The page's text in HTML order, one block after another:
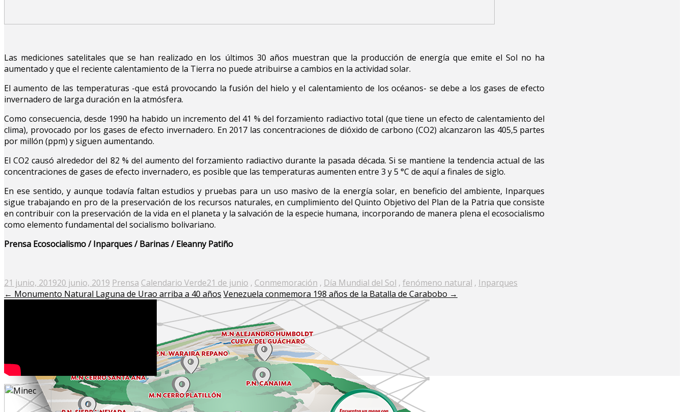
Las mediciones satelitales que se han realizado en los últimos 30 años muestran que la producción de energía que emite el Sol no ha
aumentado y que el reciente calentamiento de la Tierra no puede atribuirse a cambios en la actividad solar.
El aumento de las temperaturas -que está provocando la fusión del hielo y el calentamiento de los océanos- se debe a los gases de efecto
invernadero de larga duración en la atmósfera.
Como consecuencia, desde 1990 ha habido un incremento del 41 % del forzamiento radiactivo total (que tiene un efecto de calentamiento del
clima), provocado por los gases de efecto invernadero. En 2017 las concentraciones de dióxido de carbono (CO2) alcanzaron las 405,5 partes
por millón (ppm) y siguen aumentando.
El CO2 causó alrededor del 82 % del aumento del forzamiento radiactivo durante la pasada década. Si se mantiene la tendencia actual de las
concentraciones de gases de efecto invernadero, es posible que las temperaturas aumenten entre 3 y 5 °C de aquí a finales de siglo.
En ese sentido, y aunque todavía faltan estudios y pruebas para un uso masivo de la energía solar, en beneficio del ambiente, Inparques
sigue trabajando en pro de la preservación de los recursos naturales, en cumplimiento del Quinto Objetivo del Plan de la Patria que consiste
en contribuir con la preservación de la vida en el planeta y la salvación de la especie humana, incorporando de manera plena el ecosocialismo
como elemento fundamental del socialismo bolivariano.
Prensa Ecosocialismo / Inparques / Barinas / Eleanny Patiño
Posted
on
21 junio, 201920 junio, 2019 Prensa Calendario Verde21 de junio , Conmemoración , Día Mundial del Sol , fenómeno natural , Inparques
← Monumento Natural Laguna de Urao arriba a 40 años Venezuela conmemora 198 años de la Batalla de Carabobo →